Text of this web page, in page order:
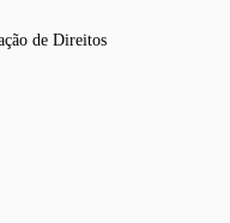
de Direitos